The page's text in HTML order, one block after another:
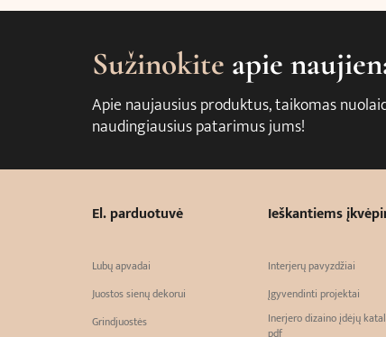
Sužinokite apie
Apie naujausius produktus, taikomas
naudingiausius patarimus jums!
El. parduotuvė
Lubų apvadai
Juostos sienų dekorui
Grindjuostės
Ieškantiems
Interjerų pavyzdžiai
Įgyvendinti projektai
Inerjero dizaino įdėjų
pdf